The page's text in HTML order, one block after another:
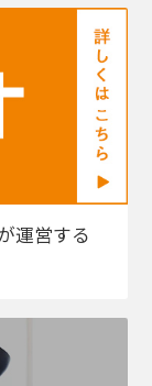
運営する